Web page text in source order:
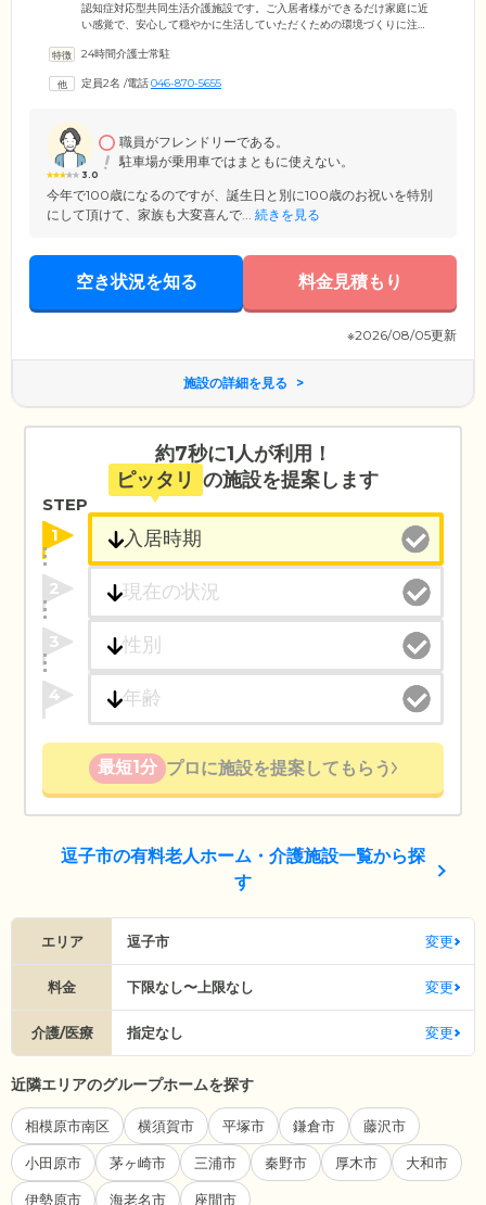
認知症対応型共同生活介護施設です。ご入居者様ができるだけ家庭に近
い感覚で、安心して穏やかに生活していただくための環境づくりに注
ーズに応じた尊厳のあるケアを大切にしています。たとえば、集団の中
ます。そうした不安を感じさせないように、ご入居者様の生活スタイル
24時間介護士常駐
定員2名 /電話046-870-5655
3.0
職員がフレンドリーである。
駐車場が乗用車ではまともに使えない。
今年で100歳になるのですが、誕生日と別に100歳のお祝いを特別
にして頂けて、家族も大変喜んで... 続きを見る
空き状況を知る 料金見積もり
※2026/08/05更新
施設の詳細を見る
約7秒に1人が利用！
ピッタリ の施設を提案します
STEP
1
2
3
4
最短1分 プロに施設を提案してもらう
逗子市の有料老人ホーム・介護施設一覧から探
す
エリア 逗子市 変更
料金 下限なし〜上限なし 変更
介護/医療 指定なし 変更
近隣エリアのグループホームを探す
相模原市南区 横須賀市 平塚市 鎌倉市 藤沢市
小田原市 茅ヶ崎市 三浦市 秦野市 厚木市 大和市
伊勢原市 海老名市 座間市